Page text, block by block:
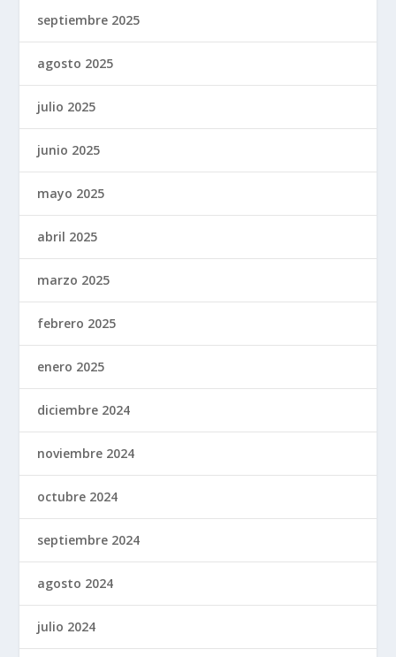
septiembre 2025
agosto 2025
julio 2025
junio 2025
mayo 2025
abril 2025
marzo 2025
febrero 2025
enero 2025
diciembre 2024
noviembre 2024
octubre 2024
septiembre 2024
agosto 2024
julio 2024